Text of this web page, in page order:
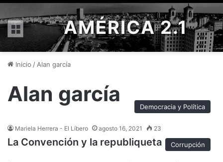
Menú AMÉRICA 2.1
Inicio / Alan garcía
Alan garcía
Democracia y Política
Mariela Herrera - El Líbero agosto 16, 2021 23
La Convención y la republiqueta Corrupción